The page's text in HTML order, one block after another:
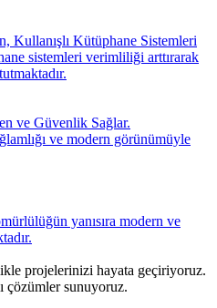
Kullanışlı Kütüphane Sistemleri
sistemleri verimliliği arttırarak
ve Güvenlik Sağlar.
ve modern görünümüyle
yanısıra modern ve
projelerinizi hayata geçiriyoruz.
çözümler sunuyoruz.